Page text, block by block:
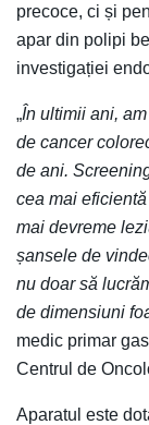
precoce, ci și
apar din polipi
investigației
„În ultimii ani,
de cancer
de ani.
cea mai
mai devreme
șansele de
nu doar să
de dimensiuni
medic primar
Centrul de
Aparatul este